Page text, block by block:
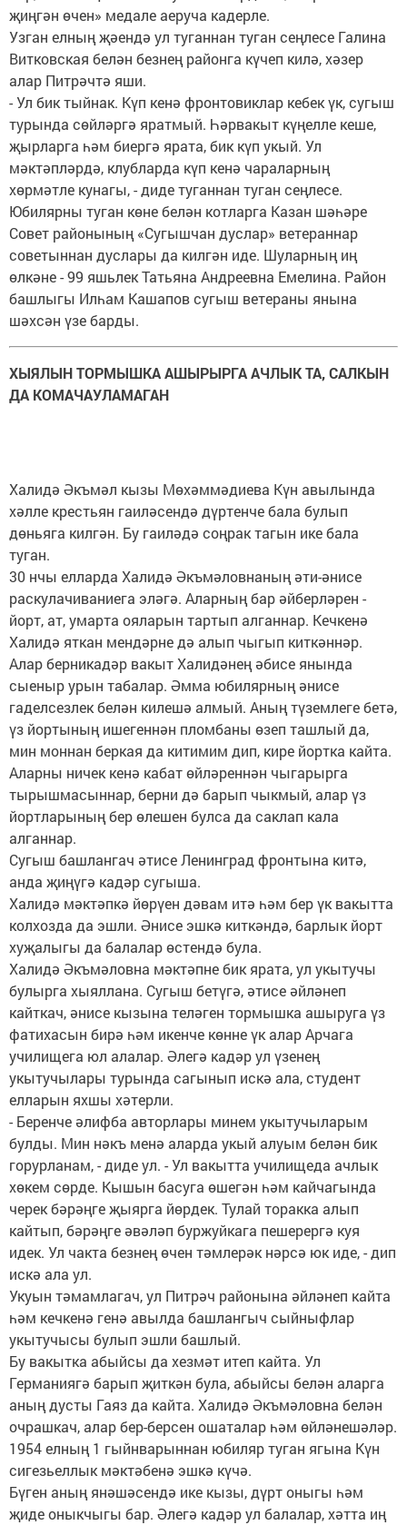
җиңгән өчен» медале аеруча кадерле.
Узган елның җәендә ул туганнан туган сеңлесе Галина
Витковская белән безнең районга күчеп килә, хәзер
алар Питрәчтә яши.
- Ул бик тыйнак. Күп кенә фронтовиклар кебек үк, сугыш
турында сөйләргә яратмый. Һәрвакыт күңелле кеше,
җырларга һәм биергә ярата, бик күп укый. Ул
мәктәпләрдә, клубларда күп кенә чараларның
хөрмәтле кунагы, - диде туганнан туган сеңлесе.
Юбилярны туган көне белән котларга Казан шәһәре
Совет районының «Сугышчан дуслар» ветераннар
советыннан дуслары да килгән иде. Шуларның иң
өлкәне - 99 яшьлек Татьяна Андреевна Емелина. Район
башлыгы Илһам Кашапов сугыш ветераны янына
шәхсән үзе барды.
ХЫЯЛЫН ТОРМЫШКА АШЫРЫРГА АЧЛЫК ТА, САЛКЫН
ДА КОМАЧАУЛАМАГАН
Халидә Әкъмәл кызы Мөхәммәдиева Күн авылында
хәлле крестьян гаиләсендә дүртенче бала булып
дөньяга килгән. Бу гаиләдә соңрак тагын ике бала
туган.
30 нчы елларда Халидә Әкъмәловнаның әти-әнисе
раскулачиваниега эләгә. Аларның бар әйберләрен -
йорт, ат, умарта ояларын тартып алганнар. Кечкенә
Халидә яткан мендәрне дә алып чыгып киткәннәр.
Алар берникадәр вакыт Халидәнең әбисе янында
сыеныр урын табалар. Әмма юбилярның әнисе
гаделсезлек белән килешә алмый. Аның түземлеге бетә,
үз йортының ишегеннән пломбаны өзеп ташлый да,
мин моннан беркая да китимим дип, кире йортка кайта.
Аларны ничек кенә кабат өйләреннән чыгарырга
тырышмасыннар, берни дә барып чыкмый, алар үз
йортларының бер өлешен булса да саклап кала
алганнар.
Сугыш башлангач әтисе Ленинград фронтына китә,
анда җиңүгә кадәр сугыша.
Халидә мәктәпкә йөрүен дәвам итә һәм бер үк вакытта
колхозда да эшли. Әнисе эшкә киткәндә, барлык йорт
хуҗалыгы да балалар өстендә була.
Халидә Әкъмәловна мәктәпне бик ярата, ул укытучы
булырга хыяллана. Сугыш бетүгә, әтисе әйләнеп
кайткач, әнисе кызына теләген тормышка ашыруга үз
фатихасын бирә һәм икенче көнне үк алар Арчага
училищега юл алалар. Әлегә кадәр ул үзенең
укытучылары турында сагынып искә ала, студент
елларын яхшы хәтерли.
- Беренче әлифба авторлары минем укытучыларым
булды. Мин нәкъ менә аларда укый алуым белән бик
горурланам, - диде ул. - Ул вакытта училищеда ачлык
хөкем сөрде. Кышын басуга өшегән һәм кайчагында
черек бәрәңге җыярга йөрдек. Тулай торакка алып
кайтып, бәрәңге әвәләп буржуйкага пешерергә куя
идек. Ул чакта безнең өчен тәмлерәк нәрсә юк иде, - дип
искә ала ул.
Укуын тәмамлагач, ул Питрәч районына әйләнеп кайта
һәм кечкенә генә авылда башлангыч сыйныфлар
укытучысы булып эшли башлый.
Бу вакытка абыйсы да хезмәт итеп кайта. Ул
Германиягә барып җиткән була, абыйсы белән аларга
аның дусты Гаяз да кайта. Халидә Әкъмәловна белән
очрашкач, алар бер-берсен ошаталар һәм өйләнешәләр.
1954 елның 1 гыйнварыннан юбиляр туган ягына Күн
сигезьеллык мәктәбенә эшкә күчә.
Бүген аның янәшәсендә ике кызы, дүрт оныгы һәм
җиде оныкчыгы бар. Әлегә кадәр ул балалар, хәтта иң